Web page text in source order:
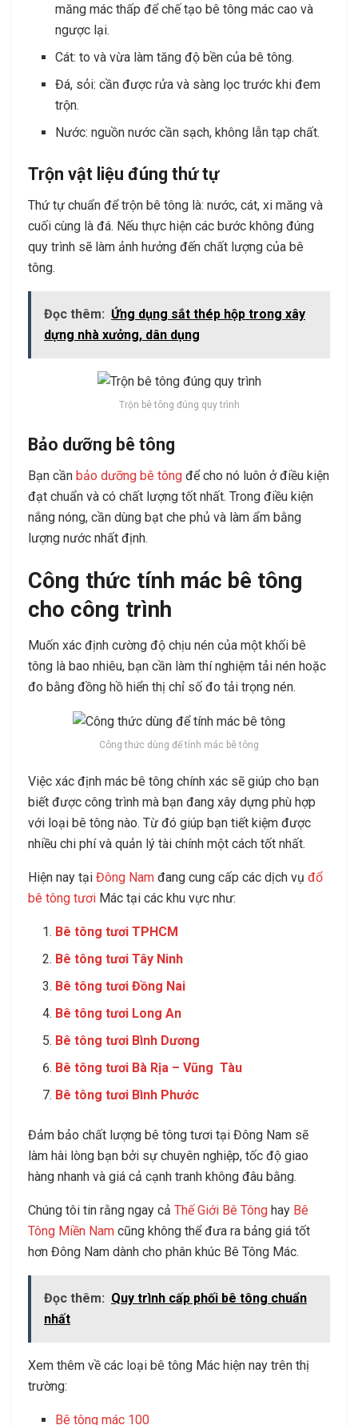
măng mác thấp để chế tạo bê tông mác cao và
ngược lại.
Cát: to và vừa làm tăng độ bền của bê tông.
Đá, sỏi: cần được rửa và sàng lọc trước khi đem
trộn.
Nước: nguồn nước cần sạch, không lẫn tạp chất.
Trộn vật liệu đúng thứ tự
Thứ tự chuẩn để trộn bê tông là: nước, cát, xi măng và
cuối cùng là đá. Nếu thực hiện các bước không đúng
quy trình sẽ làm ảnh hưởng đến chất lượng của bê
tông.
Đọc thêm: Ứng dụng sắt thép hộp trong xây
dựng nhà xưởng, dân dụng
Trộn bê tông đúng quy trình
Bảo dưỡng bê tông
Bạn cần bảo dưỡng bê tông để cho nó luôn ở điều kiện
đạt chuẩn và có chất lượng tốt nhất. Trong điều kiện
nắng nóng, cần dùng bạt che phủ và làm ẩm bằng
lượng nước nhất định.
Công thức tính mác bê tông
cho công trình
Muốn xác định cường độ chịu nén của một khối bê
tông là bao nhiêu, bạn cần làm thí nghiệm tải nén hoặc
đo bằng đồng hồ hiển thị chỉ số đo tải trọng nén.
Công thức dùng để tính mác bê tông
Việc xác định mác bê tông chính xác sẽ giúp cho bạn
biết được công trình mà bạn đang xây dựng phù hợp
với loại bê tông nào. Từ đó giúp bạn tiết kiệm được
nhiều chi phí và quản lý tài chính một cách tốt nhất.
Hiện nay tại Đông Nam đang cung cấp các dịch vụ đổ
bê tông tươi Mác tại các khu vực như:
Bê tông tươi TPHCM
Bê tông tươi Tây Ninh
Bê tông tươi Đồng Nai
Bê tông tươi Long An
Bê tông tươi Bình Dương
Bê tông tươi Bà Rịa – Vũng Tàu
Bê tông tươi Bình Phước
Đảm bảo chất lượng bê tông tươi tại Đông Nam sẽ
làm hài lòng bạn bởi sự chuyên nghiệp, tốc độ giao
hàng nhanh và giá cả cạnh tranh không đâu bằng.
Chúng tôi tin rằng ngay cả Thế Giới Bê Tông hay Bê
Tông Miền Nam cũng không thể đưa ra bảng giá tốt
hơn Đông Nam dành cho phân khúc Bê Tông Mác.
Đọc thêm: Quy trình cấp phối bê tông chuẩn
nhất
Xem thêm về các loại bê tông Mác hiện nay trên thị
trường:
Bê tông mác 100